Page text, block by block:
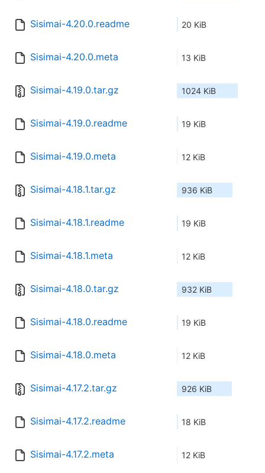
Sisimai-4.20.0.readme 20 KiB
Sisimai-4.20.0.meta 13 KiB
Sisimai-4.19.0.tar.gz 1024 KiB
Sisimai-4.19.0.readme 19 KiB
Sisimai-4.19.0.meta 12 KiB
Sisimai-4.18.1.tar.gz 936 KiB
Sisimai-4.18.1.readme 19 KiB
Sisimai-4.18.1.meta 12 KiB
Sisimai-4.18.0.tar.gz 932 KiB
Sisimai-4.18.0.readme 19 KiB
Sisimai-4.18.0.meta 12 KiB
Sisimai-4.17.2.tar.gz 926 KiB
Sisimai-4.17.2.readme 18 KiB
Sisimai-4.17.2.meta 12 KiB